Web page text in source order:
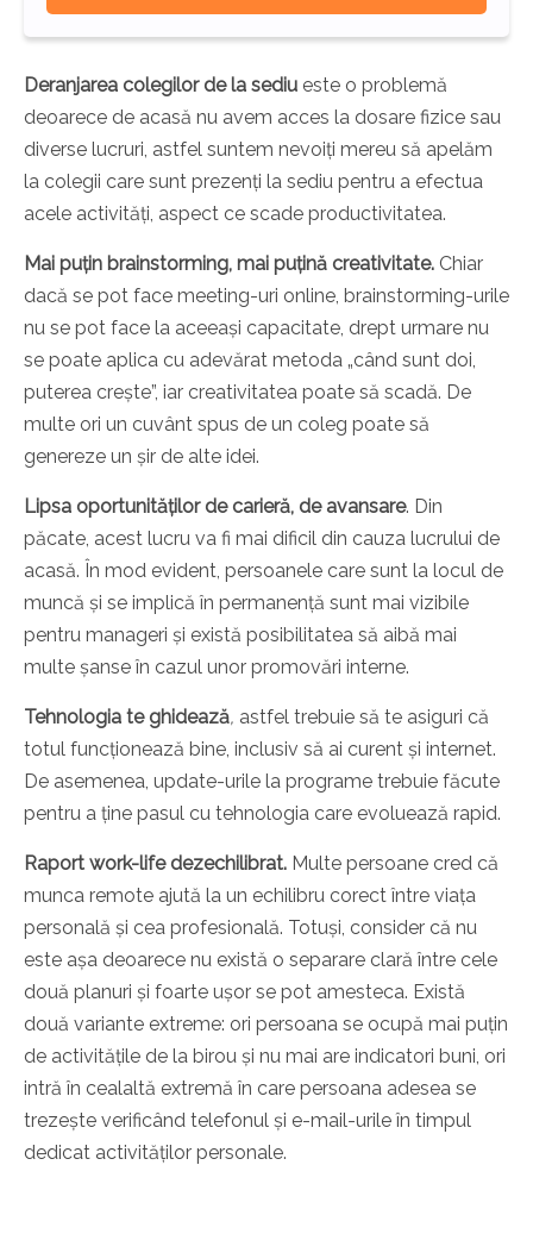
Deranjarea colegilor de la sediu este o problemă
deoarece de acasă nu avem acces la dosare fizice sau
diverse lucruri, astfel suntem nevoiți mereu să apelăm
la colegii care sunt prezenți la sediu pentru a efectua
acele activități, aspect ce scade productivitatea.
Mai puțin brainstorming, mai puțină creativitate. Chiar
dacă se pot face meeting-uri online, brainstorming-urile
nu se pot face la aceeași capacitate, drept urmare nu
se poate aplica cu adevărat metoda „când sunt doi,
puterea crește”, iar creativitatea poate să scadă. De
multe ori un cuvânt spus de un coleg poate să
genereze un șir de alte idei.
Lipsa oportunităților de carieră, de avansare. Din
păcate, acest lucru va fi mai dificil din cauza lucrului de
acasă. În mod evident, persoanele care sunt la locul de
muncă și se implică în permanență sunt mai vizibile
pentru manageri și există posibilitatea să aibă mai
multe șanse în cazul unor promovări interne.
Tehnologia te ghidează, astfel trebuie să te asiguri că
totul funcționează bine, inclusiv să ai curent și internet.
De asemenea, update-urile la programe trebuie făcute
pentru a ține pasul cu tehnologia care evoluează rapid.
Raport work-life dezechilibrat. Multe persoane cred că
munca remote ajută la un echilibru corect între viața
personală și cea profesională. Totuși, consider că nu
este așa deoarece nu există o separare clară între cele
două planuri și foarte ușor se pot amesteca. Există
două variante extreme: ori persoana se ocupă mai puțin
de activitățile de la birou și nu mai are indicatori buni, ori
intră în cealaltă extremă în care persoana adesea se
trezește verificând telefonul și e-mail-urile în timpul
dedicat activităților personale.